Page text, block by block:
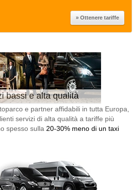
bassi e alta qualità
e partner affidabili in tutta Europa,
servizi di alta qualità a tariffe più
spesso sulla 20-30% meno di un taxi